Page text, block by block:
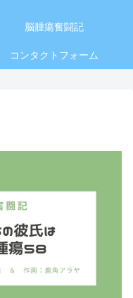
脳腫瘍奮闘記
コンタクトフォーム